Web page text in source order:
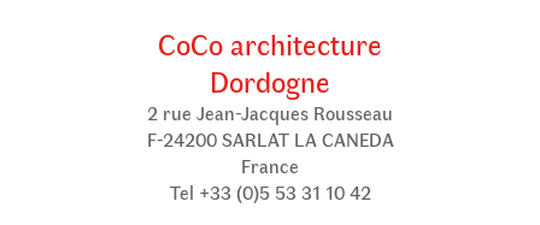
CoCo architecture
Dordogne
2 rue Jean-Jacques Rousseau
F-24200 SARLAT LA CANEDA
France
Tel +33 (0)5 53 31 10 42